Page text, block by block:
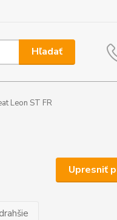
Hľadať
Leon ST FR
Upresniť